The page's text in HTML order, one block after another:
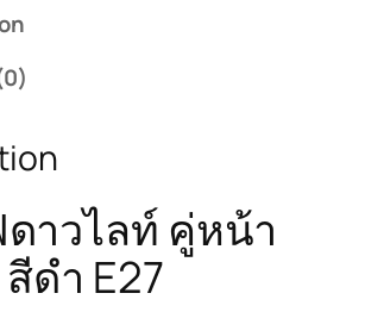
าวไลท์ คู่หน้า
ดำ E27